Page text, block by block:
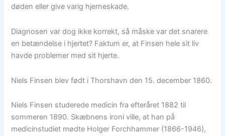
døden eller give varig hjerneskade.
Diagnosen var dog ikke korrekt, så måske var det snarere
en betændelse i hjertet? Faktum er, at Finsen hele sit liv
havde problemer med sit hjerte.
Niels Finsen blev født i Thorshavn den 15. december 1860.
Niels Finsen studerede medicin fra efteråret 1882 til
sommeren 1890. Skæbnens ironi ville, at han på
medicinstudiet mødte Holger Forchhammer (1866-1946),